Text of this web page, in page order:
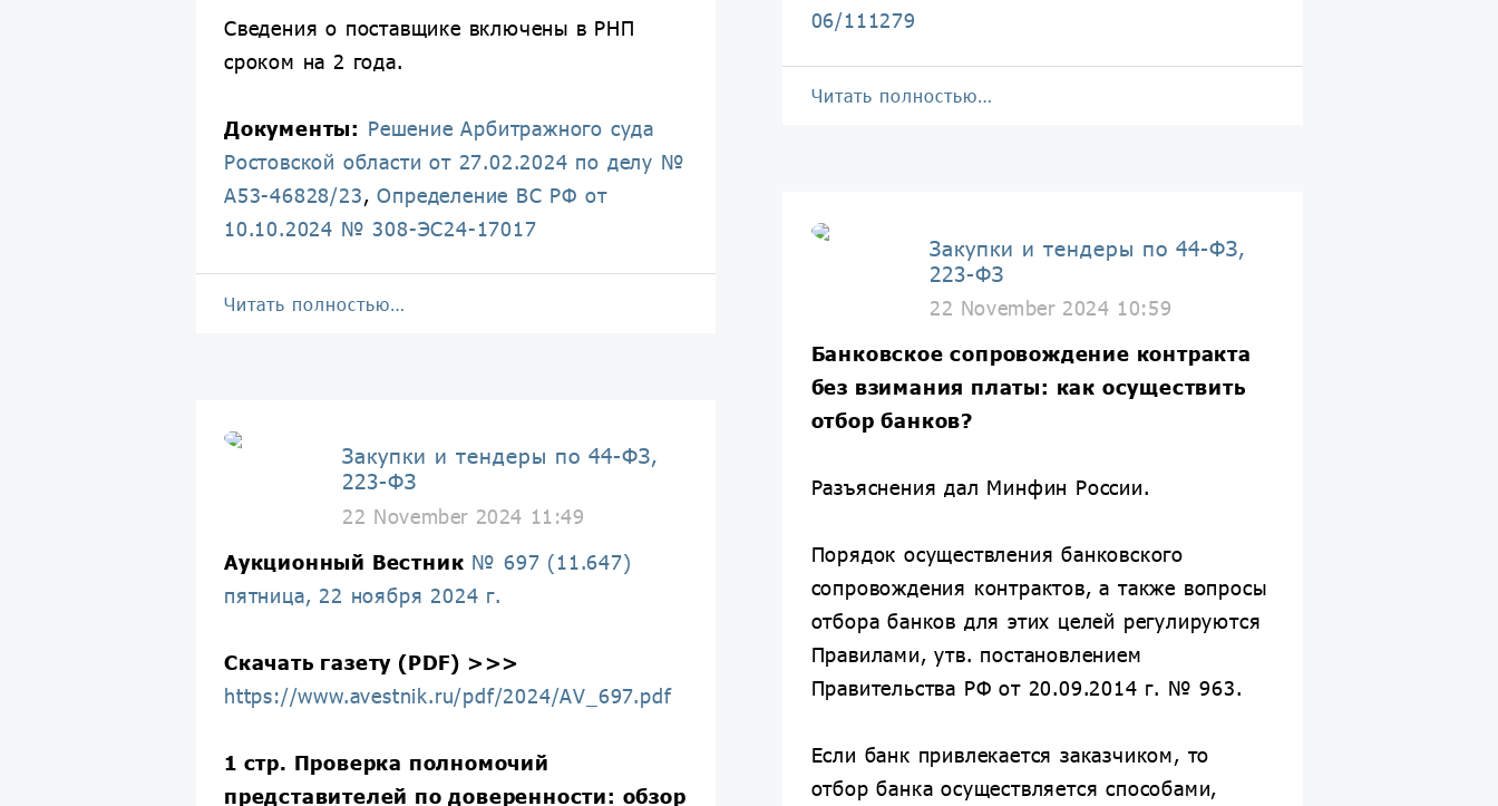
Сведения о поставщике включены в РНП
сроком на 2 года.
Документы: Решение Арбитражного суда
Ростовской области от 27.02.2024 по делу №
А53-46828/23,Определение ВС РФ от
10.10.2024 № 308-ЭС24-17017
Читать полностью…
Закупки и тендеры по 44-ФЗ,
223-ФЗ
22 November 2024 11:49
Аукционный Вестник № 697 (11.647)
пятница, 22 ноября 2024 г.
Скачать газету (PDF) >>>
https://www.avestnik.ru/pdf/2024/AV_697.pdf
1 стр. Проверка полномочий
представителей по доверенности: обзор
06/111279
Читать полностью…
Закупки и тендеры по 44-ФЗ,
223-ФЗ
22 November 2024 10:59
Банковское сопровождение контракта
без взимания платы: как осуществить
отбор банков?
Разъяснения дал Минфин России.
Порядок осуществления банковского
сопровождения контрактов, а также вопросы
отбора банков для этих целей регулируются
Правилами, утв. постановлением
Правительства РФ от 20.09.2014 г. № 963.
Если банк привлекается заказчиком, то
отбор банка осуществляется способами,